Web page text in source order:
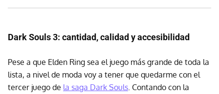
Dark Souls 3: cantidad, calidad y accesibilidad
Pese a que Elden Ring sea el juego más grande de toda la
lista, a nivel de moda voy a tener que quedarme con el
tercer juego de la saga Dark Souls . Contando con la